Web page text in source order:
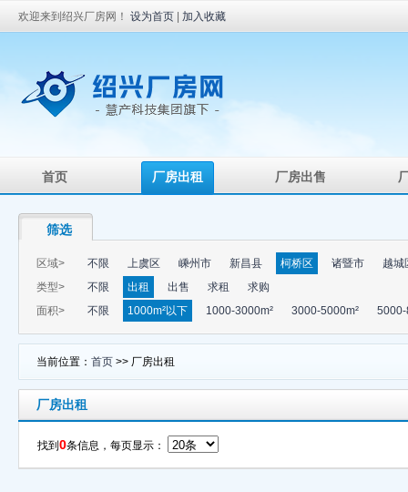
欢迎来到绍兴厂房网！ 设为首页 加入收藏
首页 厂房出租 厂房出售
筛选
区域> 不限 上虞区 嵊州市 新昌县 柯桥区 诸暨市
越城
类型>
不限 出租 出售 求租
求购
面积>
不限 1000m²以下 1000-3000m² 3000-5000m² 5000-
当前位置： 首页 >> 厂房出租
厂房出租
找到 0条信息，每页显示：